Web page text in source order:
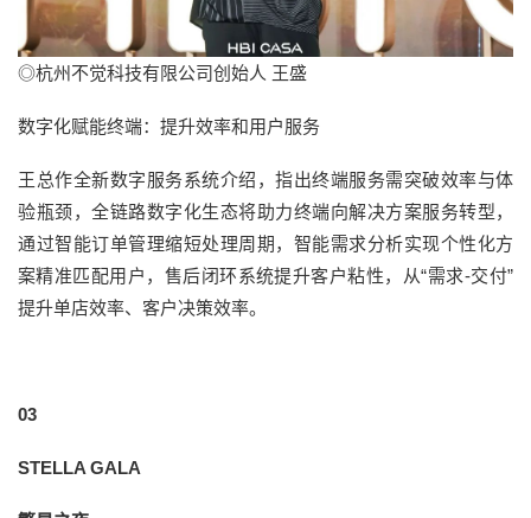
◎杭州不觉科技有限公司创始人 王盛
数字化赋能终端：提升效率和用户服务
王总作全新数字服务系统介绍，指出终端服务需突破效率与体
验瓶颈，全链路数字化生态将助力终端向解决方案服务转型，
通过智能订单管理缩短处理周期，智能需求分析实现个性化方
案精准匹配用户，售后闭环系统提升客户粘性，从“需求-交付”
提升单店效率、客户决策效率。
03
STELLA GALA